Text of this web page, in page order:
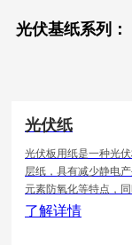
光伏基纸系列：
光伏纸
光伏板用纸是一种光
层纸，具有减少静电
元素防氧化等特点，同
伏玻璃的包装使用，纸
了解详情